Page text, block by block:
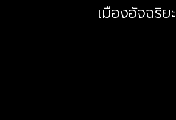
เมืองอัจฉริยะ